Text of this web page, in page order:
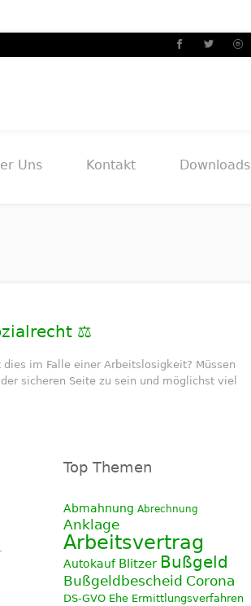
Uns Kontakt Downloads
⚖️
dies im Falle einer Arbeitslosigkeit? Müssen
sicheren Seite zu sein und möglichst viel
Top Themen
Abmahnung Abrechnung
Anklage
Arbeitsvertrag
Autokauf Blitzer Bußgeld
Bußgeldbescheid Corona
DS-GVO Ehe Ermittlungsverfahren